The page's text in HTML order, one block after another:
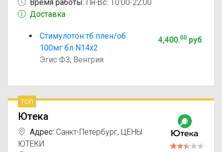
Время работы: Пн-Вс: 10:00-22:00
Доставка
Стимулотон тб плен/об
100мг бл N14x2
Эгис ФЗ, Венгрия
4,400.00руб
топ
Ютека
Адрес: Санкт-Петербург, ЦЕНЫ
ЮТЕКИ